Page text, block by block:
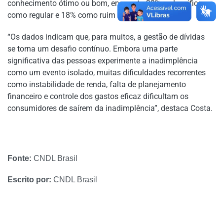
conhecimento ótimo ou bom, enquanto 39% o classificam
como regular e 18% como ruim ou péssimo.
“Os dados indicam que, para muitos, a gestão de dívidas
se torna um desafio contínuo. Embora uma parte
significativa das pessoas experimente a inadimplência
como um evento isolado, muitas dificuldades recorrentes
como instabilidade de renda, falta de planejamento
financeiro e controle dos gastos eficaz dificultam os
consumidores de saírem da inadimplência”, destaca Costa.
Fonte: CNDL Brasil
Escrito por: CNDL Brasil